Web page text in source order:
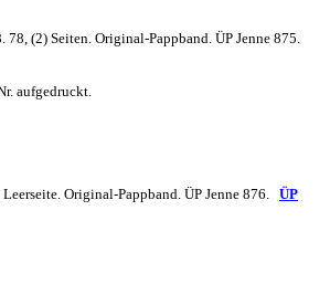
(2) Seiten. Original-Pappband. ÜP Jenne 875.
aufgedruckt.
Original-Pappband. ÜP Jenne 876.
ÜP